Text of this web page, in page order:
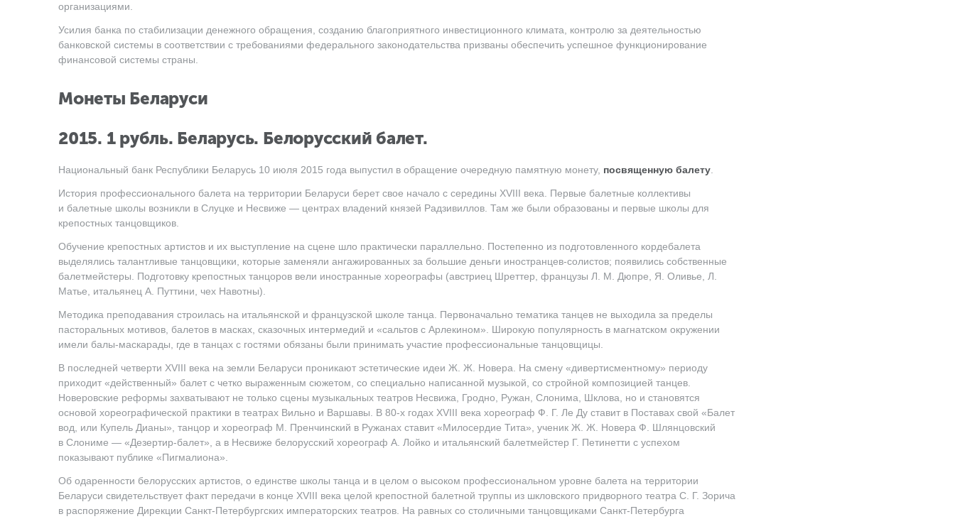
организациями.
Усилия банка по стабилизации денежного обращения, созданию благоприятного инвестиционного климата, контролю за деятельностью
банковской системы в соответствии с требованиями федерального законодательства призваны обеспечить успешное функционирование
финансовой системы страны.
Монеты Беларуси
2015. 1 рубль. Беларусь. Белорусский балет.
Национальный банк Республики Беларусь 10 июля 2015 года выпустил в обращение очередную памятную монету, посвященную балету
История профессионального балета на территории Беларуси берет свое начало с середины XVIII века. Первые балетные коллективы
и балетные школы возникли в Слуцке и Несвиже — центрах владений князей Радзивиллов. Там же были образованы и первые школы для
крепостных танцовщиков.
Обучение крепостных артистов и их выступление на сцене шло практически параллельно. Постепенно из подготовленного кордебалета
выделялись талантливые танцовщики, которые заменяли ангажированных за большие деньги иностранцев-солистов; появились собственные
балетмейстеры. Подготовку крепостных танцоров вели иностранные хореографы (австриец Шреттер, французы Л. М. Дюпре , Я. Оливье, Л.
Матье, итальянец А. Путтини, чех Навотны).
Методика преподавания строилась на итальянской и французской школе танца. Первоначально тематика танцев не выходила за пределы
пасторальных мотивов, балетов в масках, сказочных интермедий и «сальтов с Арлекином». Широкую популярность в магнатском окружении
имели балы-маскарады, где в танцах с гостями обязаны были принимать участие профессиональные танцовщицы.
В последней четверти XVIII века на земли Беларуси проникают эстетические идеи Ж. Ж. Новера . На смену «дивертисментному» периоду
приходит «действенный» балет с четко выраженным сюжетом, со специально написанной музыкой, со стройной композицией танцев.
Новеровские реформы захватывают не только сцены музыкальных театров Несвижа, Гродно, Ружан, Слонима, Шклова, но и становятся
основой хореографической практики в театрах Вильно и Варшавы. В 80-х годах XVIII века хореограф Ф. Г. Ле Ду ставит в Поставах свой «Балет
вод, или Купель Дианы», танцор и хореограф М. Пренчинский в Ружанах ставит «Милосердие Тита», ученик Ж. Ж. Новера Ф. Шлянцовский
в Слониме — «Дезертир-балет», а в Несвиже белорусский хореограф А. Лойко и итальянский балетмейстер Г. Петинетти с успехом
показывают публике «Пигмалиона».
Об одаренности белорусских артистов, о единстве школы танца и в целом о высоком профессиональном уровне балета на территории
Беларуси свидетельствует факт передачи в конце XVIII века целой крепостной балетной труппы из шкловского придворного театра С. Г. Зорича
в распоряжение Дирекции Санкт-Петербургских императорских театров. На равных со столичными танцовщиками Санкт-Петербурга